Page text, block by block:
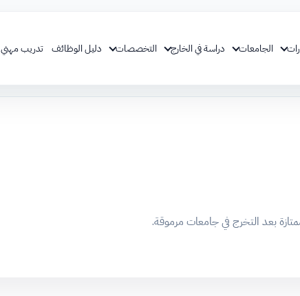
الجامعات دراسة في الخارج التخصصات دليل الوظائف تدريب مهني
بعد التخرج في جامعات مرموقة.